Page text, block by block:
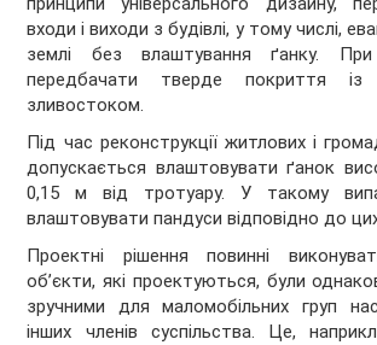
входи і виходи з будівлі, у тому числі,
землі без влаштування ґанку.
передбачати тверде покриття
зливостоком.
Під час реконструкції житлових і
допускається влаштовувати ґанок
0,15 м від тротуару. У такому
влаштовувати пандуси відповідно до
Проектні рішення повинні
об’єкти, які проектуються, були
зручними для маломобільних груп
інших членів суспільства. Це,